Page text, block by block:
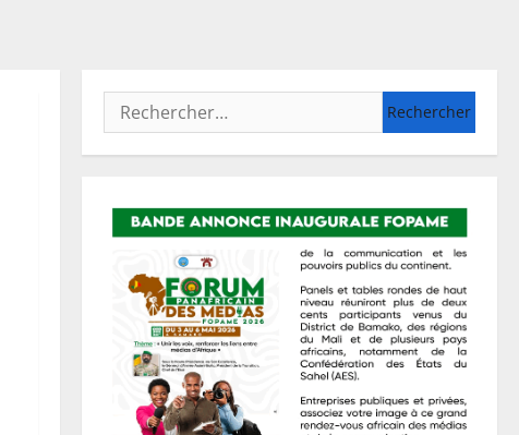
Rechercher :